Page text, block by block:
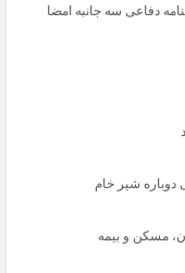
فروش سرم در بازار آزاد
شیر خام
دفاعی سه جانبه امضا
شیر خام
مسکن و بیمه